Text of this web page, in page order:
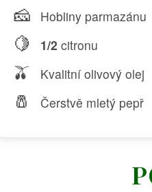
🧀 Hobliny parmazánu
🍋 1/2 citronu
🫒 Kvalitní olivový olej
🧂 Čerstvě mletý pepř